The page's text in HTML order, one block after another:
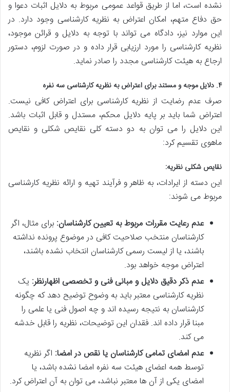
نشده است، اما از طریق قواعد عمومی مربوط به دلایل اثبات دعوا و
حق دفاع متهم، امکان اعتراض به نظریه کارشناسی وجود دارد. در
این موارد نیز، دادگاه می تواند با توجه به دلایل و قرائن موجود،
نظریه کارشناسی را مورد ارزیابی قرار داده و در صورت لزوم، دستور
ارجاع به هیئت کارشناسی مجدد را صادر نماید.
۴. دلایل موجه و مستند برای اعتراض به نظریه کارشناسی سه نفره
صرف عدم رضایت از نظریه کارشناسی برای اعتراض کافی نیست.
اعتراض شما باید بر پایه دلایل محکم، مستدل و قابل اثبات باشد.
این دلایل را می توان به دو دسته کلی نقایص شکلی و نقایص
ماهوی تقسیم کرد:
نقایص شکلی نظریه:
این دسته از ایرادات، به ظاهر و فرآیند تهیه و ارائه نظریه کارشناسی
مربوط می شوند:
عدم رعایت مقررات مربوط به تعیین کارشناسان: برای مثال، اگر
کارشناسان منتخب صلاحیت کافی در موضوع پرونده نداشته
باشند، یا از لیست رسمی کارشناسان انتخاب نشده باشند،
اعتراض موجه خواهد بود.
عدم ذکر دقیق دلایل و مبانی فنی و تخصصی اظهارنظر: یک
نظریه کارشناسی معتبر باید به وضوح توضیح دهد که چگونه
کارشناسان به نتیجه رسیده اند و چه اصول فنی یا علمی را
مبنا قرار داده اند. فقدان این توضیحات، نظریه را قابل خدشه
می کند.
عدم امضای تمامی کارشناسان یا نقص در امضا: اگر نظریه
توسط همه اعضای هیئت سه نفره امضا نشده باشد، یا
امضای یکی از آن ها معتبر نباشد، می توان به آن اعتراض کرد.